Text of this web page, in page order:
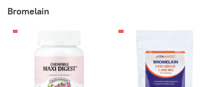
Bromelain
-10% -22%